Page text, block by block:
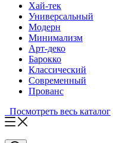
Хай-тек
Универсальный
Модерн
Минимализм
Арт-деко
Барокко
Классический
Современный
Прованс
Посмотреть весь каталог